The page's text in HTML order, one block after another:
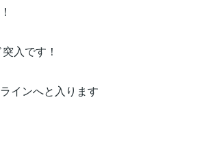
入です！
インへと入ります